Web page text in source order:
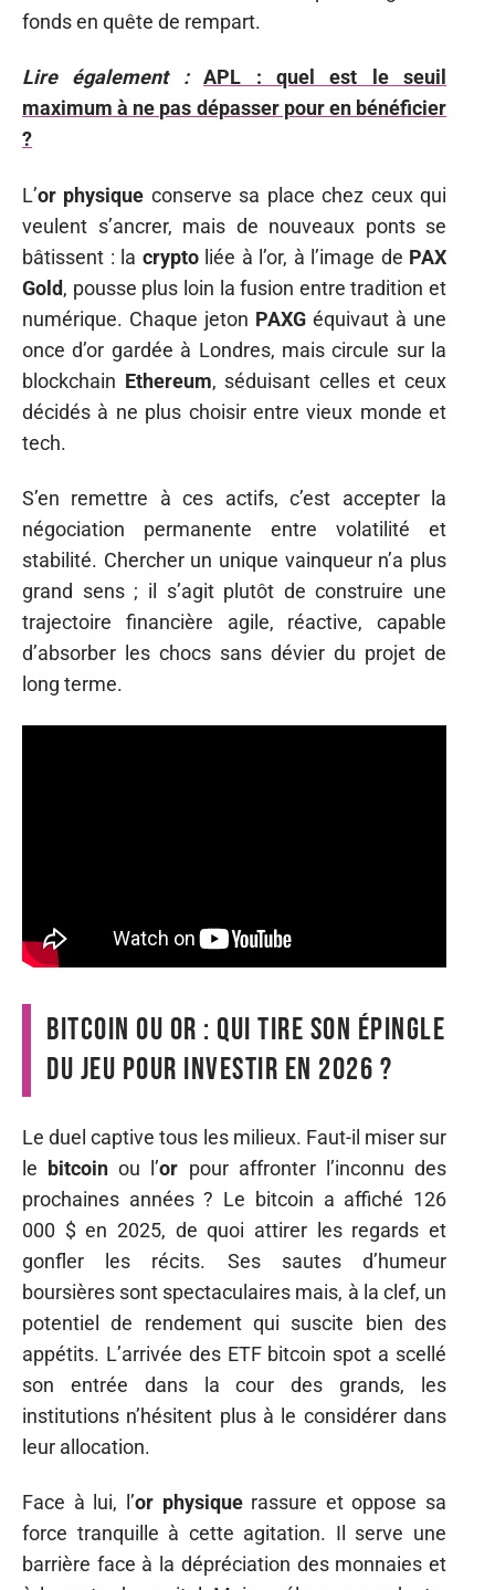
fonds en quête de rempart.
Lire également :
APL : quel est le seuil
maximum à ne pas dépasser pour en bénéficier
?
L’or physique conserve sa place chez ceux qui
veulent s’ancrer, mais de nouveaux ponts se
bâtissent : la cryptoliée à l’or, à l’image de PAX
Gold, pousse plus loin la fusion entre tradition et
numérique. Chaque jeton PAXG équivaut à une
once d’or gardée à Londres, mais circule sur la
blockchain Ethereum, séduisant celles et ceux
décidés à ne plus choisir entre vieux monde et
tech.
S’en remettre à ces actifs, c’est accepter la
négociation permanente entre volatilité et
stabilité. Chercher un unique vainqueur n’a plus
grand sens ; il s’agit plutôt de construire une
trajectoire financière agile, réactive, capable
d’absorber les chocs sans dévier du projet de
long terme.
Bitcoin ou or : qui tire son épingle
du jeu pour investir en 2026 ?
Le duel captive tous les milieux. Faut-il miser sur
le
bitcoin ou l’or pour affronter l’inconnu des
prochaines années ? Le bitcoin a affiché 126
000 $ en 2025, de quoi attirer les regards et
gonfler les récits. Ses sautes d’humeur
boursières sont spectaculaires mais, à la clef, un
potentiel de rendement qui suscite bien des
appétits. L’arrivée des ETF bitcoin spot a scellé
son entrée dans la cour des grands, les
institutions n’hésitent plus à le considérer dans
leur allocation.
Face à lui, l’or physiquerassure et oppose sa
force tranquille à cette agitation. Il serve une
barrière face à la dépréciation des monnaies et